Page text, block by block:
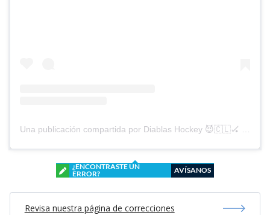
Una publicación compartida por Diablas Hockey 😈🇨🇱🏑 (@diablashockey)
¿ENCONTRASTE UN
ERROR?
AVÍSANOS
Revisa nuestra página de correcciones